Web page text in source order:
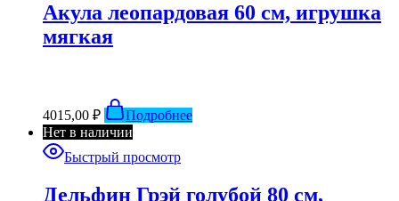
Акула леопардовая 60 см, игрушка
мягкая
4015,00 ₽
Подробнее
Нет в наличии
Быстрый просмотр
Дельфин Грэй голубой 80 см,